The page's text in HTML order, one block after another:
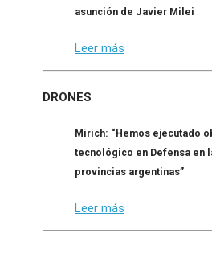
asunción de Javier Milei
Leer más
DRONES
Mirich: “Hemos ejecutado
tecnológico en Defensa en
provincias argentinas”
Leer más